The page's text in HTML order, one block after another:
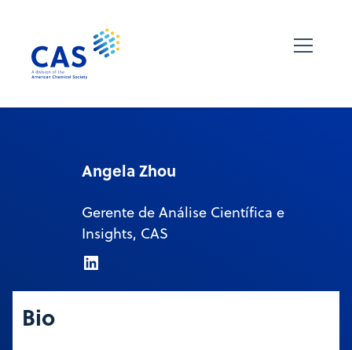
Angela Zhou
Gerente de Análise Científica e
Insights, CAS
Bio